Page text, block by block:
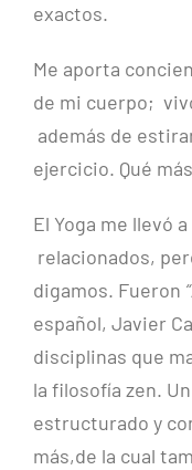
exactos.
Me aporta
de mi cuerpo;
además de
ejercicio. Qué
El Yoga me llevó
relacionados,
digamos. Fueron
español, Javier
disciplinas que
la filosofía zen.
estructurado y
más,de la cual